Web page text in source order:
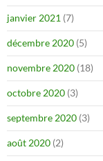
janvier 2021 (7)
décembre 2020 (5)
novembre 2020 (18)
octobre 2020 (3)
septembre 2020 (3)
août 2020 (2)